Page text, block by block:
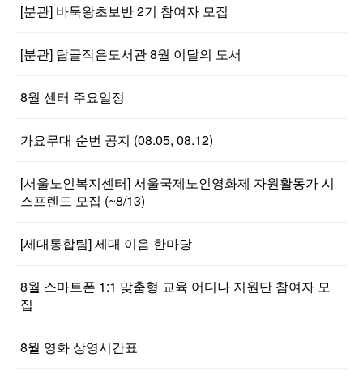
[분관] 바둑왕초보반 2기 참여자 모집
[분관] 탑골작은도서관 8월 이달의 도서
8월 센터 주요일정
가요무대 순번 공지 (08.05, 08.12)
[서울노인복지센터] 서울국제노인영화제 자원활동가 시
스프렌드 모집 (~8/13)
[세대통합팀] 세대 이음 한마당
8월 스마트폰 1:1 맞춤형 교육 어디나 지원단 참여자 모
집
8월 영화 상영시간표